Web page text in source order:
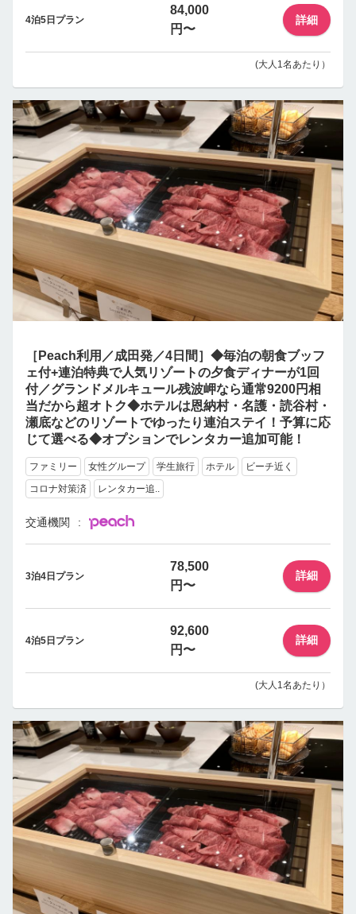
4泊5日プラン
84,000
円〜
詳細
(大人1名あたり）
［Peach利用／成田発／4日間］◆毎泊の朝食ブッフ
ェ付+連泊特典で人気リゾートの夕食ディナーが1回
付／グランドメルキュール残波岬なら通常9200円相
当だから超オトク◆ホテルは恩納村・名護・読谷村・
瀬底などのリゾートでゆったり連泊ステイ！予算に応
じて選べる◆オプションでレンタカー追加可能！
ファミリー 女性グループ 学生旅行 ホテル
ビーチ近く
コロナ対策済
レンタカー追..
交通機関
3泊4日プラン
78,500
円〜
詳細
4泊5日プラン
92,600
円〜
詳細
(大人1名あたり）